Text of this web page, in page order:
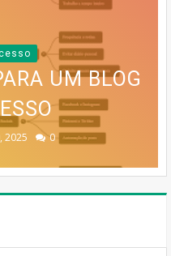
PRO VAI
GOOGLE
0
DE ESTAR
EM
A PARTIR DE
DE 2026
0
VAI SER
0
UM BLOG
2025 0
UM BLOG
2025 0